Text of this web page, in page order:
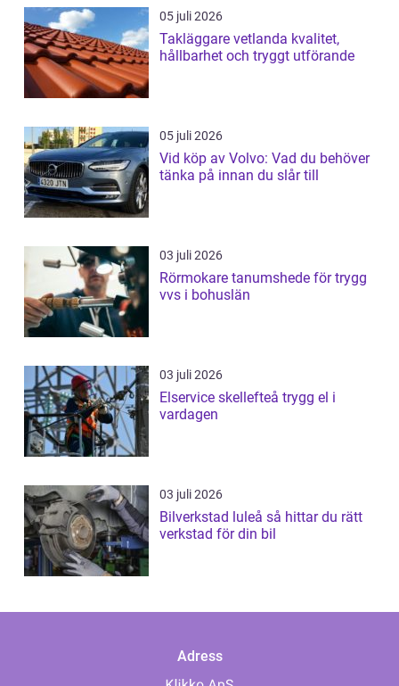
05 juli 2026
Takläggare vetlanda kvalitet,
hållbarhet och tryggt utförande
05 juli 2026
Vid köp av Volvo: Vad du behöver
tänka på innan du slår till
03 juli 2026
Rörmokare tanumshede för trygg
vvs i bohuslän
03 juli 2026
Elservice skellefteå trygg el i
vardagen
03 juli 2026
Bilverkstad luleå så hittar du rätt
verkstad för din bil
Adress